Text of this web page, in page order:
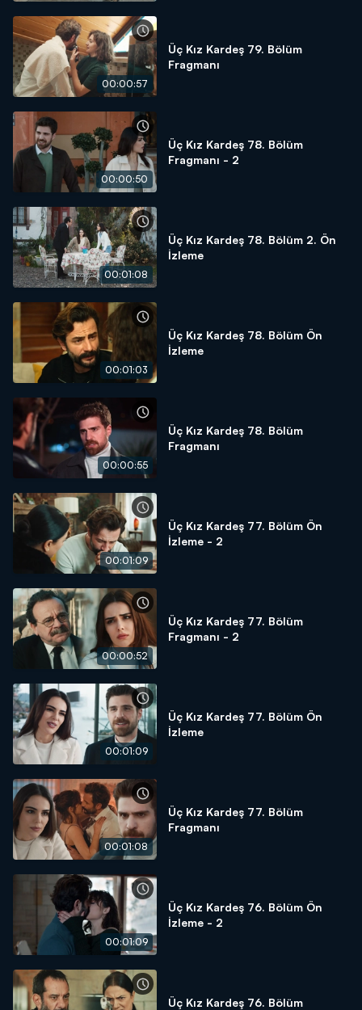
00:00:57
Üç Kız Kardeş 79. Bölüm
Fragmanı
00:00:50
Üç Kız Kardeş 78. Bölüm
Fragmanı - 2
00:01:08
Üç Kız Kardeş 78. Bölüm 2. Ön
İzleme
00:01:03
Üç Kız Kardeş 78. Bölüm Ön
İzleme
00:00:55
Üç Kız Kardeş 78. Bölüm
Fragmanı
00:01:09
Üç Kız Kardeş 77. Bölüm Ön
İzleme - 2
00:00:52
Üç Kız Kardeş 77. Bölüm
Fragmanı - 2
00:01:09
Üç Kız Kardeş 77. Bölüm Ön
İzleme
00:01:08
Üç Kız Kardeş 77. Bölüm
Fragmanı
00:01:09
Üç Kız Kardeş 76. Bölüm Ön
İzleme - 2
Üç Kız Kardeş 76. Bölüm